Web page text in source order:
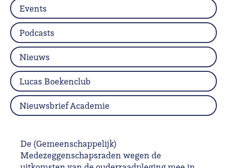
De (Gemeenschappelijk)
Medezeggenschapsraden wegen de
Events
Podcasts
Nieuws
Lucas Boekenclub
Nieuwsbrief Academie